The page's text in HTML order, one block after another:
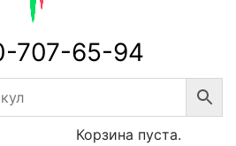
707-65-94
Корзина пуста.